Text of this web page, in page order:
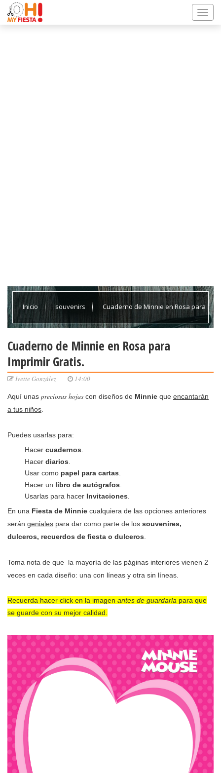
Inicio souvenirs Cuaderno de Minnie en Rosa para
Cuaderno de Minnie en Rosa para
Imprimir Gratis.
Ivette González 14:00
Aquí unas preciosas hojas con diseños de Minnie que encantarán
a tus niños
Puedes usarlas para:
Hacer cuadernos
Hacer diarios
Usar como papel para cartas
Hacer un libro de autógrafos
Usarlas para hacer Invitaciones
En una Fiesta de Minnie cualquiera de las opciones anteriores
serán geniales para dar como parte de los souvenires,
dulceros, recuerdos de fiesta o dulceros
Toma nota de que la mayoría de las páginas interiores vienen 2
veces en cada diseño: una con líneas y otra sin líneas.
Recuerda hacer click en la imagen antes de guardarla para que
se guarde con su mejor calidad.